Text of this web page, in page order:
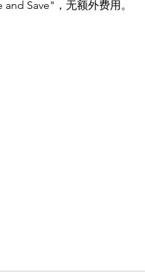
Save"，无额外费用。